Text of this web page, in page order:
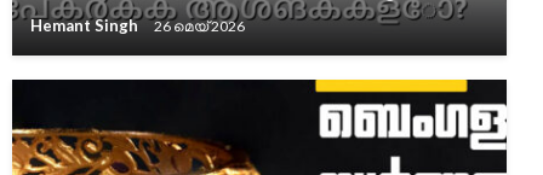
Hemant Singh 26 മെയ്‌ 2026